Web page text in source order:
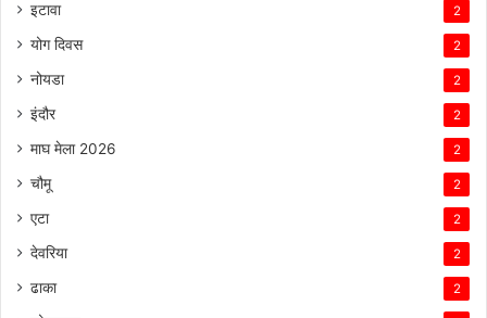
इटावा 2
योग दिवस 2
नोयडा 2
इंदौर 2
माघ मेला 2026 2
चौमू 2
एटा 2
देवरिया 2
ढाका 2